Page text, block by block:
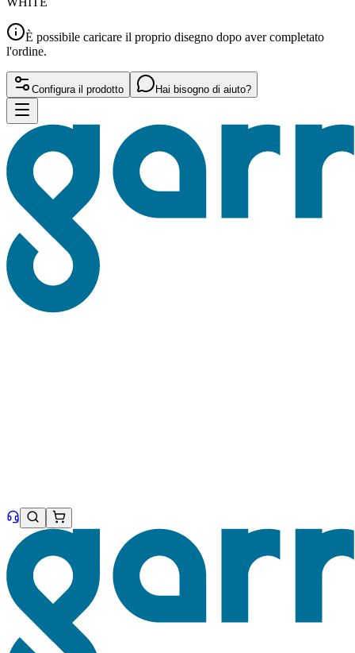
È possibile caricare il proprio disegno dopo aver completato
l'ordine.
Configura il prodotto Hai bisogno di aiuto?